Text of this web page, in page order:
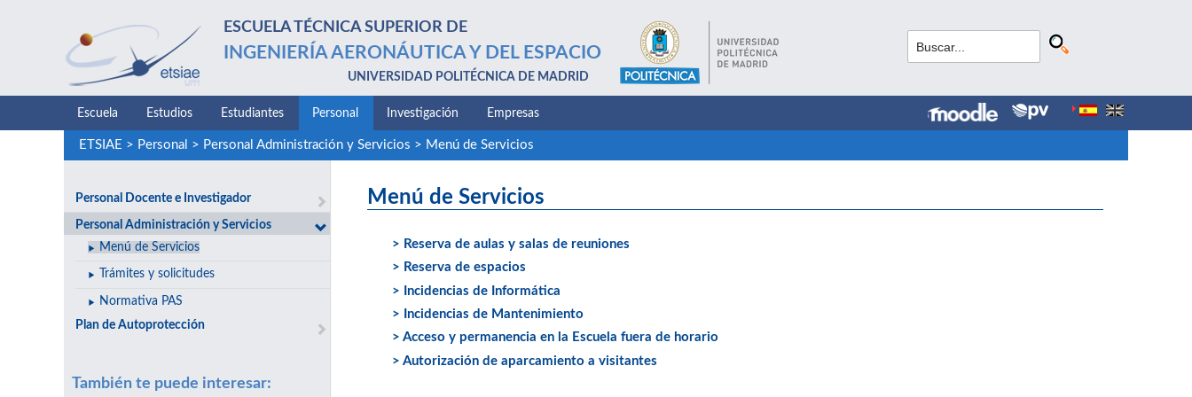
ESCUELA TÉCNICA SUPERIOR DE
INGENIERÍA AERONÁUTICA Y DEL ESPACIO
UNIVERSIDAD POLITÉCNICA DE MADRID
Escuela Estudios Estudiantes Personal Investigación Empresas
ETSIAE > Personal > Personal Administración y Servicios > Menú de Servicios
Personal Docente e Investigador
Personal Administración y Servicios
Menú de Servicios
Trámites y solicitudes
Normativa PAS
Plan de Autoprotección
También te puede interesar:
Menú de Servicios
> Reserva de aulas y salas de reuniones
> Reserva de espacios
> Incidencias de Informática
> Incidencias de Mantenimiento
> Acceso y permanencia en la Escuela fuera de horario
> Autorización de aparcamiento a visitantes